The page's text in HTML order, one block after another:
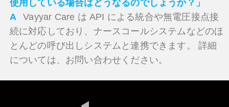
使用している場合はどうなるのでしょうか？」
A
Vayyar Care は API による統合や無電圧接点接
続に対応しており、ナースコールシステムなどのほ
とんどの呼び出しシステムと連携できます。 詳細
については、お問い合わせください。